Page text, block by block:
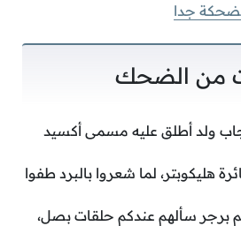
جدا
جاب ولد أطلق عليه مسمى أكسيد
هليكوبتر، لما شعروا بالبرد طفوا
سألهم عندكم حلقات بصل،